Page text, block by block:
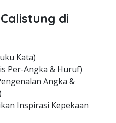
di
Kata)
Per-Angka & Huruf)
Angka &
Inspirasi Kepekaan